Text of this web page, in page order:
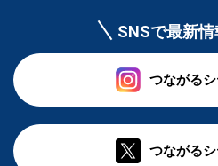
SNSで最新情
つながる
つながる